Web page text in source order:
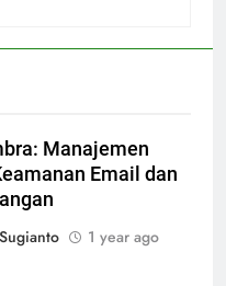
Manajemen
Email dan
1 year ago